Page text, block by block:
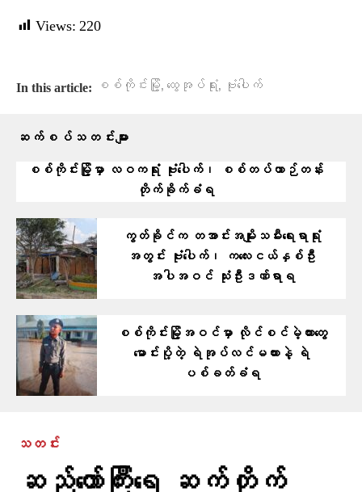
Views: 220
In this article: စစ်ကိုင်းမြို့, ထွေအုပ်ရုံး, ဗုံးပေါက်
ဆက်စပ်သတင်းများ
စစ်ကိုင်းမြို့မှာ လဝကရုံး ဗုံးပေါက်၊ စစ်တပ်ယာဉ်တန်း
တိုက်ခိုက်ခံရ
ကွတ်ခိုင်က တအာင်းအမျိုးသမီးရေးရာရုံး
အတွင်း ဗုံးပေါက်၊ ကလေးငယ်နှစ်ဦး
အပါအဝင် သုံးဦးဒဏ်ရာရ
စစ်ကိုင်းမြို့အဝင်မှာ လိုင်စင်မဲ့ကားတွေ
မောင်းပို့တဲ့ ရဲအုပ်လင်မယားနဲ့ ရဲ
ပစ်ခတ်ခံရ
သတင်း